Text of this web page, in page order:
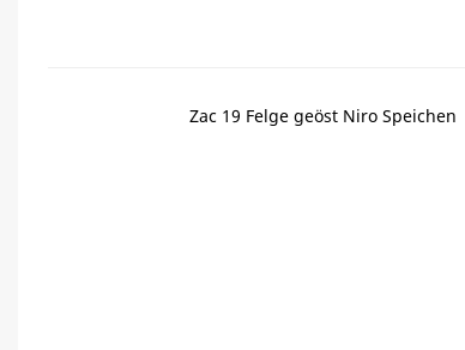
Zac 19 Felge geöst Niro Speichen